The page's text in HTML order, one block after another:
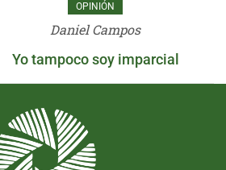
OPINIÓN
Daniel Campos
Yo tampoco soy imparcial